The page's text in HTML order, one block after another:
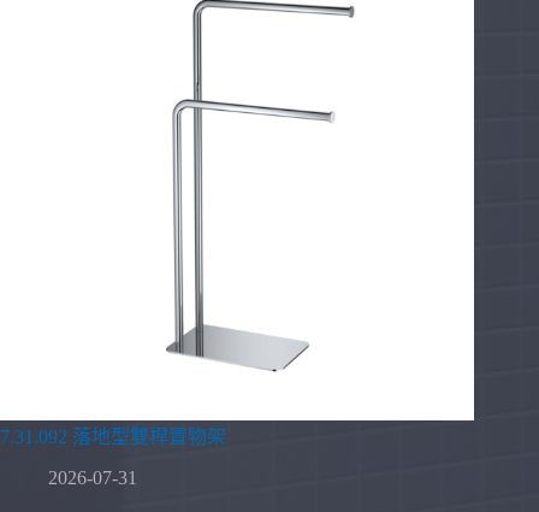
7.31.092 落地型雙桿置物架
2026-07-31